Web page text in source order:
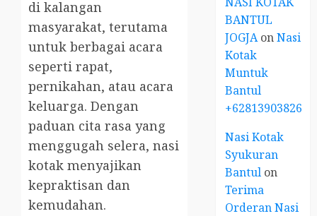
di kalangan
masyarakat, terutama
untuk berbagai acara
seperti rapat,
pernikahan, atau acara
keluarga. Dengan
paduan cita rasa yang
menggugah selera, nasi
kotak menyajikan
kepraktisan dan
kemudahan.
BANTUL
JOGJAonNasi
Kotak
Muntuk
Bantul
+6281390382667
Nasi Kotak
Syukuran
Bantul on
Terima
Orderan Nasi